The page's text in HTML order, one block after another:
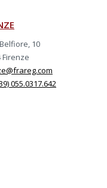
10
Firenze
055.0317.642